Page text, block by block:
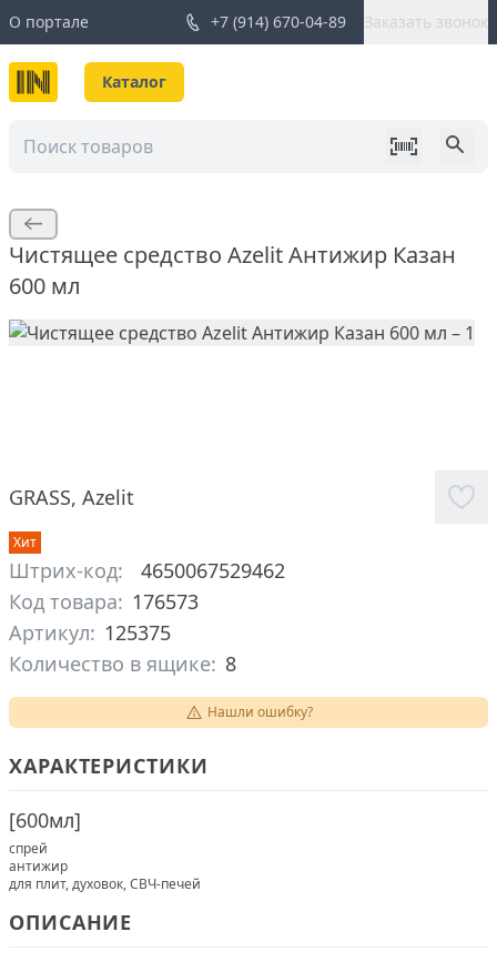
О портале +7 (914) 670-04-89 Заказать звонок
Каталог
Чистящее средство Azelit Антижир Казан
600 мл
GRASS, Azelit
Хит
Штрих-код:
4650067529462
Код товара: 176573
Артикул: 125375
Количество в ящике: 8
Нашли ошибку?
ХАРАКТЕРИСТИКИ
[600мл]
спрей
антижир
для плит, духовок, СВЧ-печей
ОПИСАНИЕ